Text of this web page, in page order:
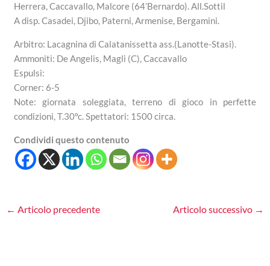
Herrera, Caccavallo, Malcore (64’Bernardo). All.Sottil
A disp. Casadei, Djibo, Paterni, Armenise, Bergamini.
Arbitro: Lacagnina di Calatanissetta ass.(Lanotte-Stasi).
Ammoniti: De Angelis, Magli (C), Caccavallo
Espulsi:
Corner: 6-5
Note: giornata soleggiata, terreno di gioco in perfette
condizioni, T.30ºc. Spettatori: 1500 circa.
Condividi questo contenuto
← Articolo precedente Articolo successivo →